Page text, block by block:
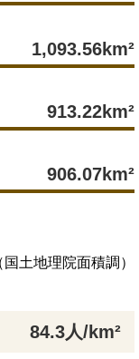
1,093.56km²
913.22km²
906.07km²
土地理院面積調）
84.3人/km²